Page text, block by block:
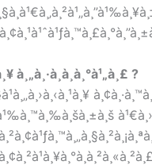
à¸„à¸·à¸­à¸­à¸°à¹„à¸£ ?